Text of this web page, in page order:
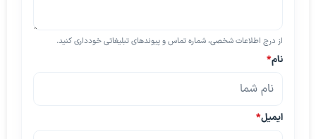
از درج اطلاعات شخصی، شماره تماس و پیوندهای تبلیغاتی خودداری کنید.
نام*
ایمیل*